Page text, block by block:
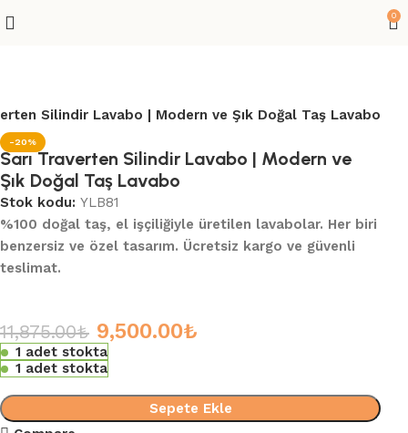
0
Silindir Lavabo | Modern ve Şık Doğal Taş Lavabo
-20%
Sarı Traverten Silindir Lavabo | Modern ve
Şık Doğal Taş Lavabo
Stok kodu:YLB81
%100 doğal taş, el işçiliğiyle üretilen lavabolar. Her biri
benzersiz ve özel tasarım. Ücretsiz kargo ve güvenli
teslimat.
11,875.00₺ 9,500.00₺
1 adet stokta
1 adet stokta
Sepete Ekle